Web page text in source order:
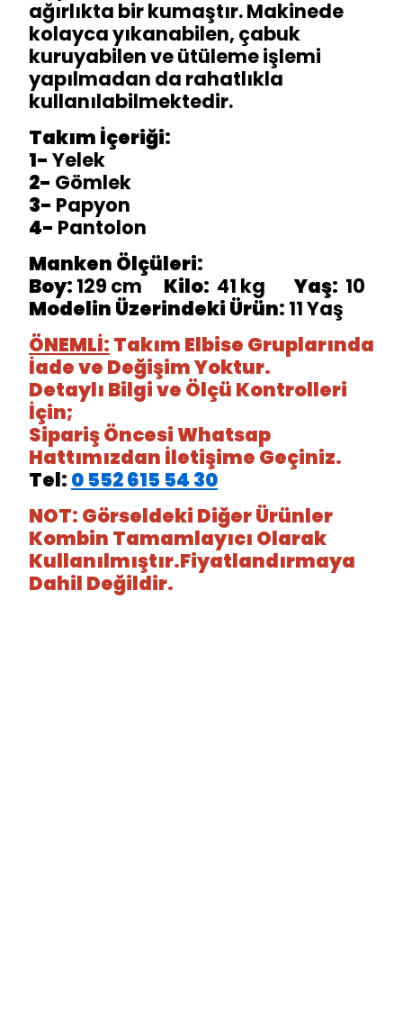
ağırlıkta bir kumaştır. Makinede
kolayca yıkanabilen, çabuk
kuruyabilen ve ütüleme işlemi
yapılmadan da rahatlıkla
kullanılabilmektedir.
Takım İçeriği:
1- Yelek
2- Gömlek
3- Papyon
4- Pantolon
Manken Ölçüleri:
Boy: 129 cm Kilo: 41 kg Yaş: 10
Modelin Üzerindeki Ürün: 11 Yaş
ÖNEMLİ: Takım Elbise Gruplarında
İade ve Değişim Yoktur.
Detaylı Bilgi ve Ölçü Kontrolleri
İçin;
Sipariş Öncesi Whatsap
Hattımızdan İletişime Geçiniz.
Tel: 0 552 615 54 30
NOT: Görseldeki Diğer Ürünler
Kombin Tamamlayıcı Olarak
Kullanılmıştır.Fiyatlandırmaya
Dahil Değildir.